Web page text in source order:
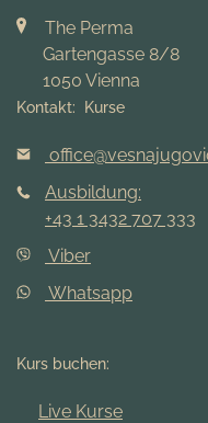
The Perma
Gartengasse 8/8
1050 Vienna
Kontakt: Kurse
Ausbildung:
+43 1 3432 707 333
Viber
Whatsapp
Kurs buchen:
Live Kurse